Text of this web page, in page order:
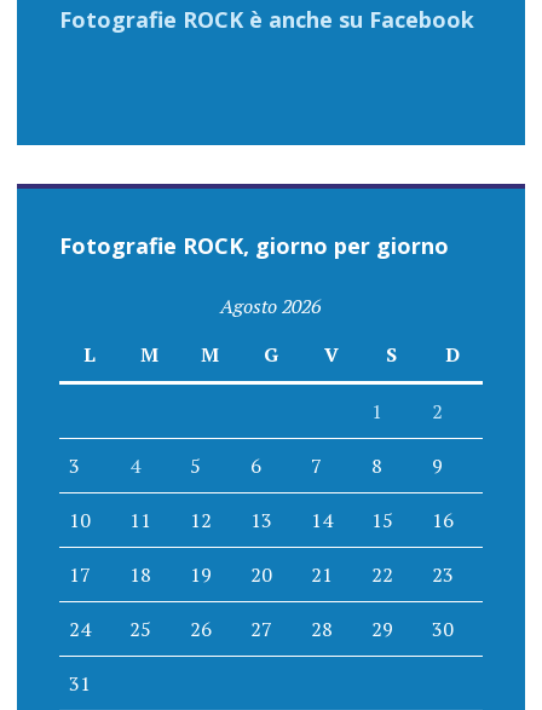
Fotografie ROCK è anche su Facebook
Fotografie ROCK, giorno per giorno
Agosto 2026
L
M M G V S D
1 2
3 4 5 6 7 8 9
10 11 12 13 14 15 16
17 18 19 20 21 22 23
24 25 26 27 28 29 30
31